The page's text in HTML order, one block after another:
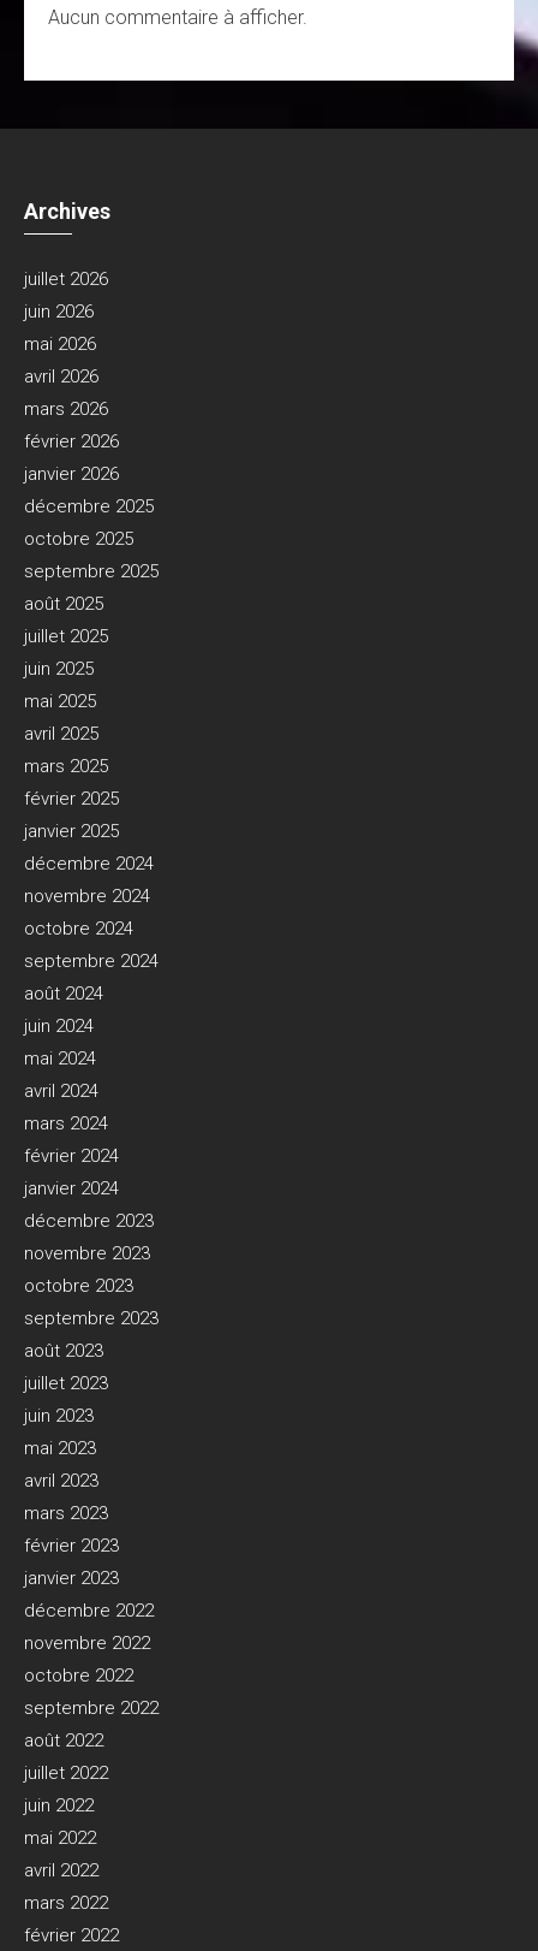
Aucun commentaire à afficher.
Archives
juillet 2026
juin 2026
mai 2026
avril 2026
mars 2026
février 2026
janvier 2026
décembre 2025
octobre 2025
septembre 2025
août 2025
juillet 2025
juin 2025
mai 2025
avril 2025
mars 2025
février 2025
janvier 2025
décembre 2024
novembre 2024
octobre 2024
septembre 2024
août 2024
juin 2024
mai 2024
avril 2024
mars 2024
février 2024
janvier 2024
décembre 2023
novembre 2023
octobre 2023
septembre 2023
août 2023
juillet 2023
juin 2023
mai 2023
avril 2023
mars 2023
février 2023
janvier 2023
décembre 2022
novembre 2022
octobre 2022
septembre 2022
août 2022
juillet 2022
juin 2022
mai 2022
avril 2022
mars 2022
février 2022